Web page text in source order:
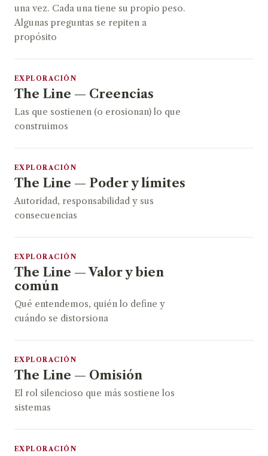
una vez. Cada una tiene su propio peso.
Algunas preguntas se repiten a
propósito
EXPLORACIÓN
The Line — Creencias
Las que sostienen (o erosionan) lo que
construimos
EXPLORACIÓN
The Line — Poder y límites
Autoridad, responsabilidad y sus
consecuencias
EXPLORACIÓN
The Line — Valor y bien
común
Qué entendemos, quién lo define y
cuándo se distorsiona
EXPLORACIÓN
The Line — Omisión
El rol silencioso que más sostiene los
sistemas
EXPLORACIÓN